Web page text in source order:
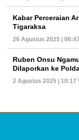
Kabar Perceraian
Tigaraksa
26 Agustus 2025 |
Ruben Onsu
Dilaporkan ke
2 Agustus 2025 | 10:17